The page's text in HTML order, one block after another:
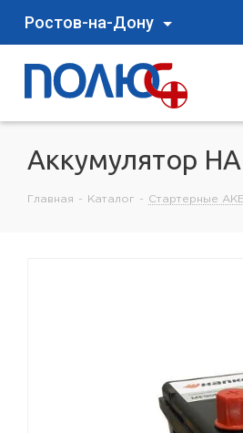
Ростов-на-Дону
Аккумулятор
Главная - Каталог - Стартерные